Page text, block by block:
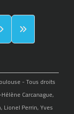
- Tous droits
Carcanague,
Lionel Perrin, Yves